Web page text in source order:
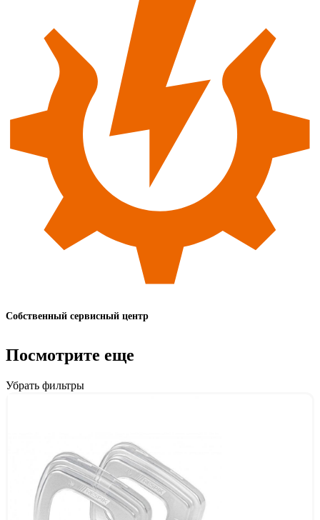
Собственный сервисный центр
Посмотрите еще
Убрать фильтры